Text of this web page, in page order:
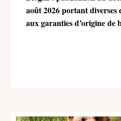
août 2026 portant diverses
aux garanties d’origine de